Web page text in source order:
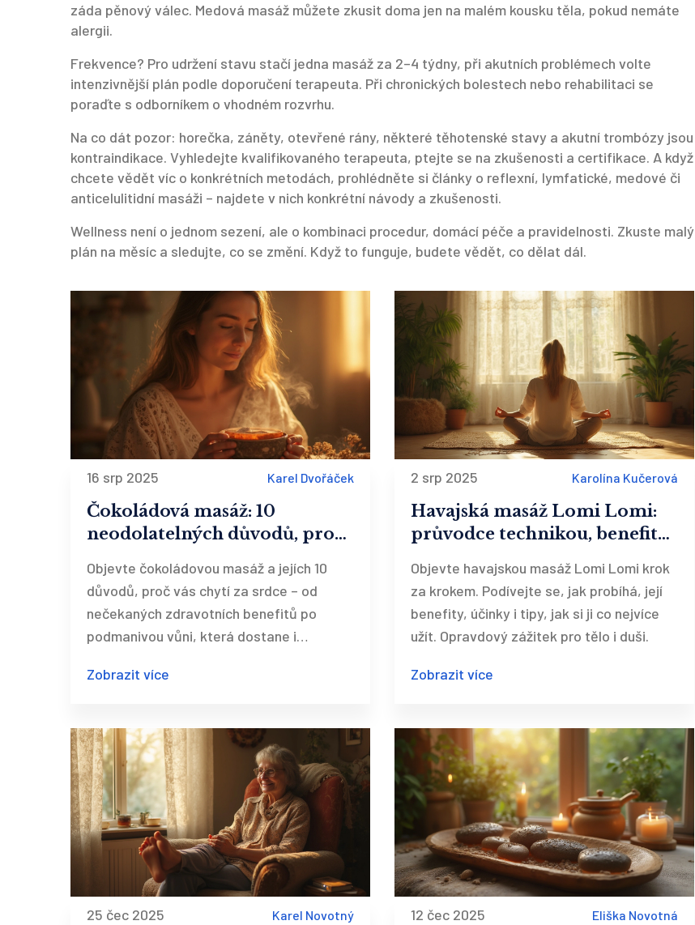
záda pěnový válec. Medová masáž můžete zkusit doma jen na malém kousku těla, pokud nemáte
alergii.
Frekvence? Pro udržení stavu stačí jedna masáž za 2–4 týdny, při akutních problémech volte
intenzivnější plán podle doporučení terapeuta. Při chronických bolestech nebo rehabilitaci se
poraďte s odborníkem o vhodném rozvrhu.
Na co dát pozor: horečka, záněty, otevřené rány, některé těhotenské stavy a akutní trombózy jsou
kontraindikace. Vyhledejte kvalifikovaného terapeuta, ptejte se na zkušenosti a certifikace. A když
chcete vědět víc o konkrétních metodách, prohlédněte si články o reflexní, lymfatické, medové či
anticelulitidní masáži – najdete v nich konkrétní návody a zkušenosti.
Wellness není o jednom sezení, ale o kombinaci procedur, domácí péče a pravidelnosti. Zkuste malý
plán na měsíc a sledujte, co se změní. Když to funguje, budete vědět, co dělat dál.
16 srp 2025 Karel Dvořáček
Čokoládová masáž: 10
neodolatelných důvodů, proč
Objevte čokoládovou masáž a jejích 10
důvodů, proč vás chytí za srdce – od
nečekaných zdravotních benefitů po
podmanivou vůni, která dostane i
Zobrazit více
2 srp 2025 Karolína Kučerová
Havajská masáž Lomi Lomi:
průvodce technikou, benefity
Objevte havajskou masáž Lomi Lomi krok
za krokem. Podívejte se, jak probíhá, její
benefity, účinky i tipy, jak si ji co nejvíce
užít. Opravdový zážitek pro tělo i duši.
Zobrazit více
25 čec 2025 Karel Novotný 12 čec 2025 Eliška Novotná